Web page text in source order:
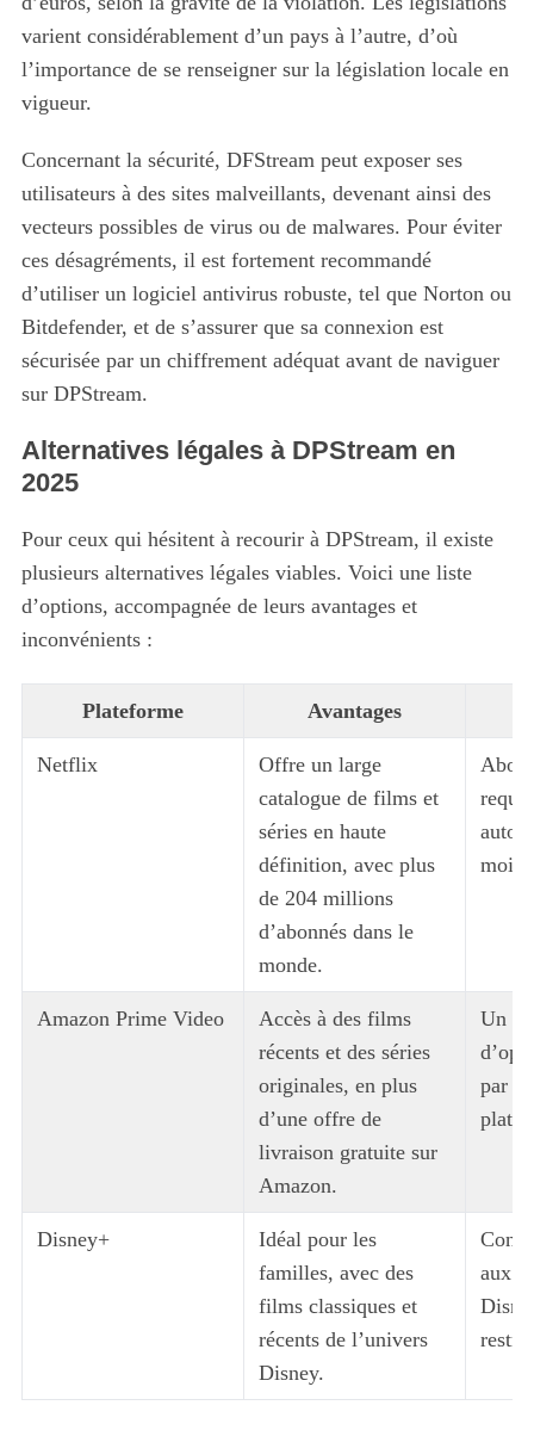
varient considérablement d’un pays à l’autre, d’où
l’importance de se renseigner sur la législation locale en
vigueur.
Concernant la sécurité, DFStream peut exposer ses
utilisateurs à des sites malveillants, devenant ainsi des
vecteurs possibles de virus ou de malwares. Pour éviter
ces désagréments, il est fortement recommandé
d’utiliser un logiciel antivirus robuste, tel que Norton ou
Bitdefender, et de s’assurer que sa connexion est
sécurisée par un chiffrement adéquat avant de naviguer
sur DPStream.
Alternatives légales à DPStream en
2025
Pour ceux qui hésitent à recourir à DPStream, il existe
plusieurs alternatives légales viables. Voici une liste
d’options, accompagnée de leurs avantages et
inconvénients :
Plateforme Avantages
Netflix
Offre un large
catalogue de films et
séries en haute
définition, avec plus
de 204 millions
d’abonnés dans le
monde.
mois.
Amazon Prime Video
Accès à des films
récents et des séries
originales, en plus
d’une offre de
livraison gratuite sur
Amazon.
Un
par
Disney+
Idéal pour les
familles, avec des
films classiques et
récents de l’univers
Disney.
aux
e
a
o